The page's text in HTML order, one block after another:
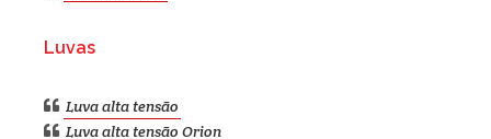
Luvas
Luva alta tensão
Luva alta tensão Orion